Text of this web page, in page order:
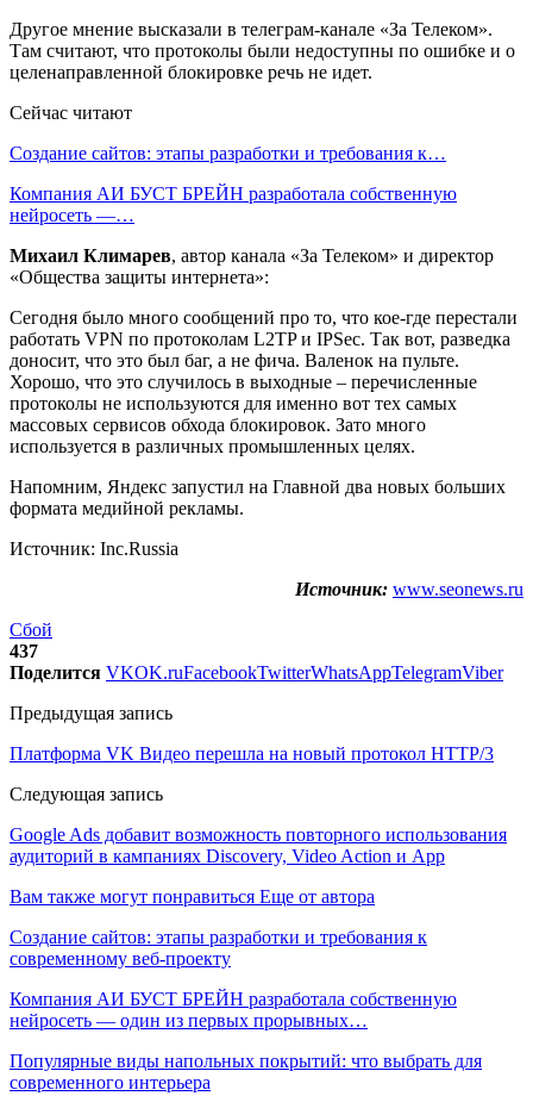
Другое мнение высказали в телеграм-канале «За Телеком».
Там считают, что протоколы были недоступны по ошибке и о
целенаправленной блокировке речь не идет.
Сейчас читают
Создание сайтов: этапы разработки и требования к…
Компания АИ БУСТ БРЕЙН разработала собственную
нейросеть —…
Михаил Климарев, автор канала «За Телеком» и директор
«Общества защиты интернета»:
Сегодня было много сообщений про то, что кое-где перестали
работать VPN по протоколам L2TP и IPSec. Так вот, разведка
доносит, что это был баг, а не фича. Валенок на пульте.
Хорошо, что это случилось в выходные – перечисленные
протоколы не используются для именно вот тех самых
массовых сервисов обхода блокировок. Зато много
используется в различных промышленных целях.
Напомним, Яндекс запустил на Главной два новых больших
формата медийной рекламы.
Источник: Inc.Russia
Источник: www.seonews.ru
Сбой
437
Поделится VKOK.ruFacebookTwitterWhatsAppTelegramViber
Предыдущая запись
Платформа VK Видео перешла на новый протокол HTTP/3
Следующая запись
Google Ads добавит возможность повторного использования
аудиторий в кампаниях Discovery, Video Action и App
Вам также могут понравиться Еще от автора
Создание сайтов: этапы разработки и требования к
современному веб-проекту
Компания АИ БУСТ БРЕЙН разработала собственную
нейросеть — один из первых прорывных…
Популярные виды напольных покрытий: что выбрать для
современного интерьера